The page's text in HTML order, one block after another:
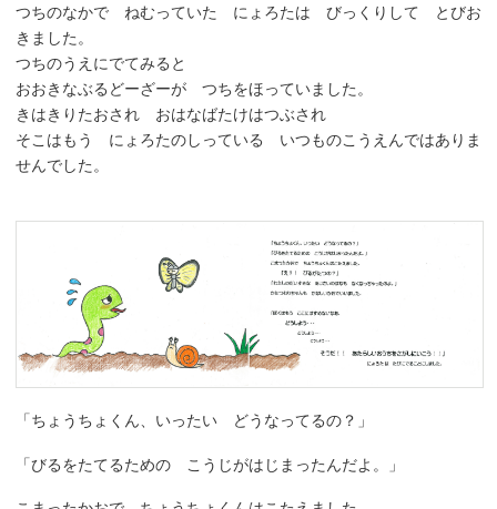
つちのなかで ねむっていた にょろたは びっくりして とびお
きました。
つちのうえにでてみると
おおきなぶるどーざーが つちをほっていました。
きはきりたおされ おはなばたけはつぶされ
そこはもう にょろたのしっている いつものこうえんではありま
せんでした。
「ちょうちょくん、いったい どうなってるの？」
「びるをたてるための こうじがはじまったんだよ。」